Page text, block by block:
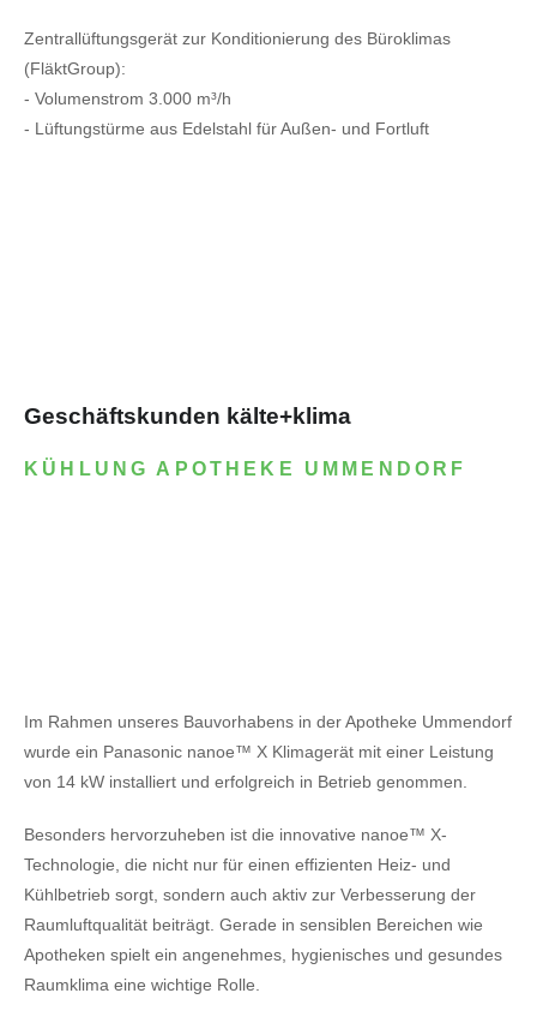
Zentrallüftungsgerät zur Konditionierung des Büroklimas
(FläktGroup):
- Volumenstrom 3.000 m³/h
- Lüftungstürme aus Edelstahl für Außen- und Fortluft
Geschäftskunden kälte+klima
KÜHLUNG APOTHEKE UMMENDORF
Im Rahmen unseres Bauvorhabens in der Apotheke Ummendorf
wurde ein Panasonic nanoe™ X Klimagerät mit einer Leistung
von 14 kW installiert und erfolgreich in Betrieb genommen.
Besonders hervorzuheben ist die innovative nanoe™ X-
Technologie, die nicht nur für einen effizienten Heiz- und
Kühlbetrieb sorgt, sondern auch aktiv zur Verbesserung der
Raumluftqualität beiträgt. Gerade in sensiblen Bereichen wie
Apotheken spielt ein angenehmes, hygienisches und gesundes
Raumklima eine wichtige Rolle.